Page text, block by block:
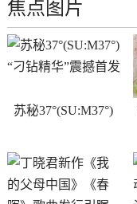
焦点图片
苏秘37°(SU:M37°)